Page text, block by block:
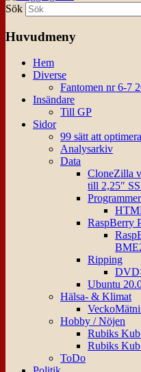
Sök
Huvudmeny
Hem
Diverse
Fantomen nr 6-7
Insändare
Till GP
Sidor
99 sätt att
Analysarkiv
Data
CloneZilla
till 2,25″
RaspBerry
Ripping
Ubuntu
Hälsa- & Klimat
Hobby / Nöjen
Rubiks
Rubiks
ToDo